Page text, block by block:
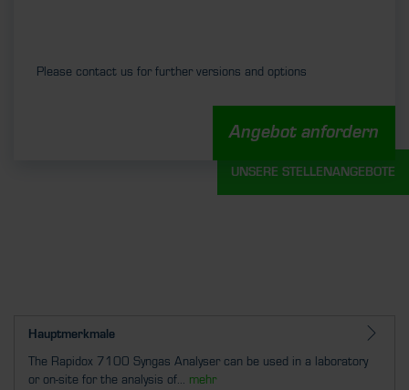
Please contact us for further versions and options
Angebot anfordern
Hauptmerkmale
The Rapidox 7100 Syngas Analyser can be used in a laboratory
or on-site for the analysis of... mehr
UNSERE STELLENANGEBOTE